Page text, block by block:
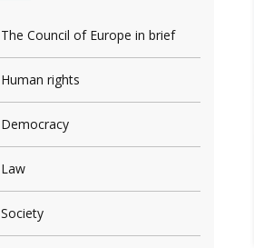
The Council of Europe in brief
Human rights
Democracy
Law
Society